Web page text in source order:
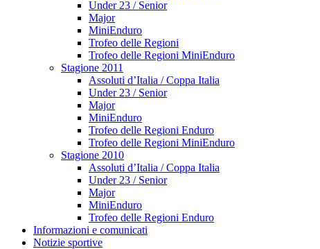
Under 23 / Senior
Major
MiniEnduro
Trofeo delle Regioni
Trofeo delle Regioni MiniEnduro
Stagione 2011
Assoluti d’Italia / Coppa Italia
Under 23 / Senior
Major
MiniEnduro
Trofeo delle Regioni Enduro
Trofeo delle Regioni MiniEnduro
Stagione 2010
Assoluti d’Italia / Coppa Italia
Under 23 / Senior
Major
MiniEnduro
Trofeo delle Regioni Enduro
Informazioni e comunicati
Notizie sportive